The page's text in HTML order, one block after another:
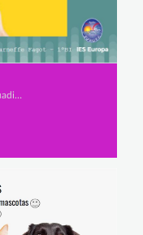
Secundaria, Ainhoa Soler Gris, Nadia Chaouadi Plazas y Lilou de Marneffe Fagot